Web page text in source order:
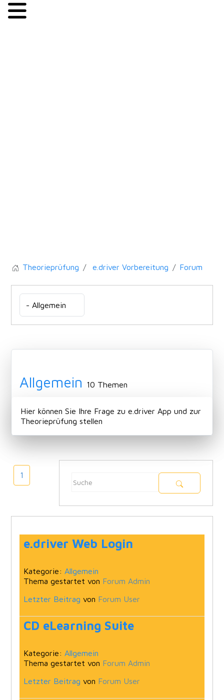
Theorieprüfung e.driver Vorbereitung Forum
Allgemein 10 Themen
Hier können Sie Ihre Frage zu e.driver App und zur
Theorieprüfung stellen
1
e.driver Web Login
Kategorie: Allgemein
Thema gestartet von Forum Admin
Letzter Beitrag von Forum User
CD eLearning Suite
Kategorie: Allgemein
Thema gestartet von Forum Admin
Letzter Beitrag von Forum User